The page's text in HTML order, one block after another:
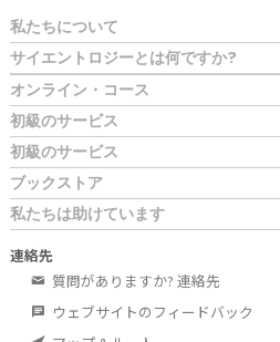
私たちについて
サイエントロジーとは何ですか?
オンライン・コース
初級のサービス
初級のサービス
ブックストア
私たちは助けています
連絡先
質問がありますか? 連絡先
ウェブサイトのフィードバック